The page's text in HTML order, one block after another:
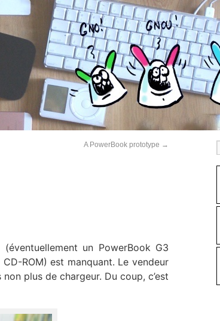
A PowerBook prototype →
un PowerBook G3
ROM) est manquant. Le vendeur
plus de chargeur. Du coup, c’est